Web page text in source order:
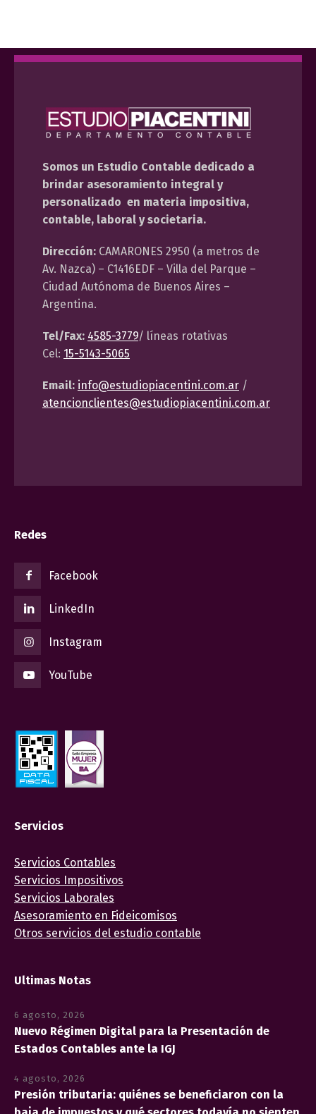
Somos un Estudio Contable dedicado a
brindar asesoramiento integral y
personalizado en materia impositiva,
contable, laboral y societaria.
Dirección: CAMARONES 2950 (a metros de
Av. Nazca) – C1416EDF – Villa del Parque –
Ciudad Autónoma de Buenos Aires –
Argentina.
Tel/Fax: 4585-3779/ líneas rotativas
Cel: 15-5143-5065
Email: info@estudiopiacentini.com.ar /
atencionclientes@estudiopiacentini.com.ar
Redes
Facebook
LinkedIn
Instagram
YouTube
Servicios
Servicios Contables
Servicios Impositivos
Servicios Laborales
Asesoramiento en Fideicomisos
Otros servicios del estudio contable
Ultimas Notas
6 agosto, 2026
Nuevo Régimen Digital para la Presentación de
Estados Contables ante la IGJ
4 agosto, 2026
Presión tributaria: quiénes se beneficiaron con la